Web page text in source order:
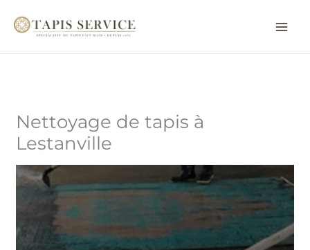
Nettoyage de tapis à
Lestanville